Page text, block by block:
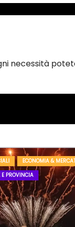
necessità
ECONOMIA &
E PROVINCIA